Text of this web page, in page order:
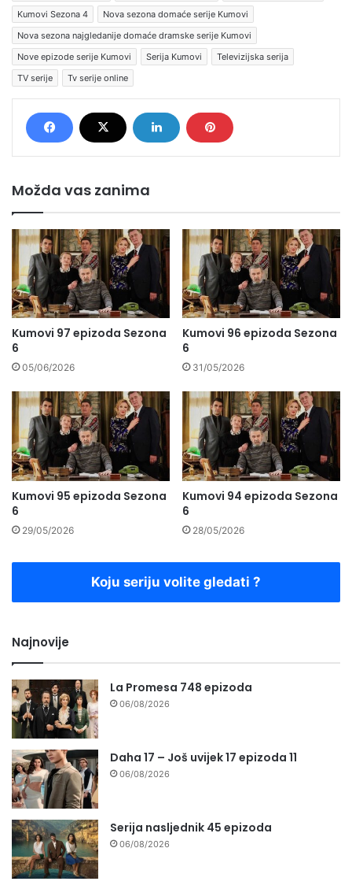
Kumovi Sezona 4
Nova sezona domaće serije Kumovi
Nova sezona najgledanije domaće dramske serije Kumovi
Nove epizode serije Kumovi
Serija Kumovi
Televizijska serija
TV serije
Tv serije online
Možda vas zanima
Kumovi 97 epizoda Sezona
6
05/06/2026
Kumovi 96 epizoda Sezona
6
31/05/2026
Kumovi 95 epizoda Sezona
6
29/05/2026
Kumovi 94 epizoda Sezona
6
28/05/2026
Koju seriju volite gledati ?
Najnovije
La Promesa 748 epizoda
06/08/2026
Daha 17 – Još uvijek 17 epizoda 11
06/08/2026
Serija nasljednik 45 epizoda
06/08/2026